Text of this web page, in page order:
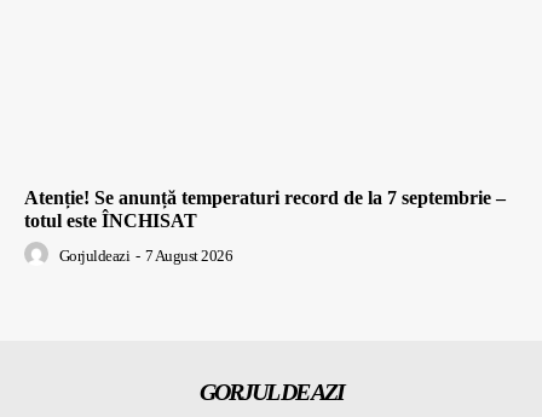
Atenție! Se anunță temperaturi record de la 7 septembrie –
totul este ÎNCHISAT
Gorjuldeazi - 7 August 2026
GORJUL DE AZI